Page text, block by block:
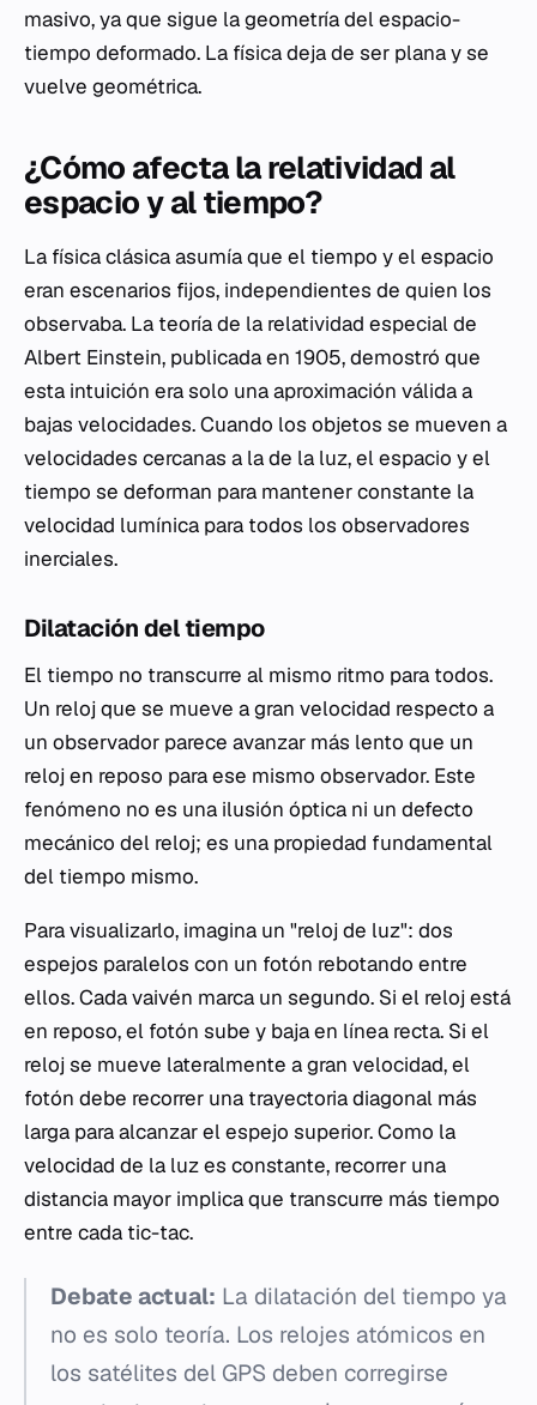
masivo, ya que sigue la geometría del espacio-
tiempo deformado. La física deja de ser plana y se
vuelve geométrica.
¿Cómo afecta la relatividad al
espacio y al tiempo?
La física clásica asumía que el tiempo y el espacio
eran escenarios fijos, independientes de quien los
observaba. La teoría de la relatividad especial de
Albert Einstein, publicada en 1905, demostró que
esta intuición era solo una aproximación válida a
bajas velocidades. Cuando los objetos se mueven a
velocidades cercanas a la de la luz, el espacio y el
tiempo se deforman para mantener constante la
velocidad lumínica para todos los observadores
inerciales.
Dilatación del tiempo
El tiempo no transcurre al mismo ritmo para todos.
Un reloj que se mueve a gran velocidad respecto a
un observador parece avanzar más lento que un
reloj en reposo para ese mismo observador. Este
fenómeno no es una ilusión óptica ni un defecto
mecánico del reloj; es una propiedad fundamental
del tiempo mismo.
Para visualizarlo, imagina un "reloj de luz": dos
espejos paralelos con un fotón rebotando entre
ellos. Cada vaivén marca un segundo. Si el reloj está
en reposo, el fotón sube y baja en línea recta. Si el
reloj se mueve lateralmente a gran velocidad, el
fotón debe recorrer una trayectoria diagonal más
larga para alcanzar el espejo superior. Como la
velocidad de la luz es constante, recorrer una
distancia mayor implica que transcurre más tiempo
entre cada tic-tac.
Debate actual: La dilatación del tiempo ya
no es solo teoría. Los relojes atómicos en
los satélites del GPS deben corregirse